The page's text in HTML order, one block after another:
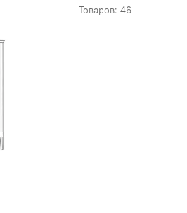
Товаров: 46